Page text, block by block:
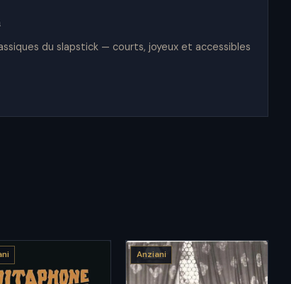
du slapstick — courts, joyeux et accessibles
Anziani